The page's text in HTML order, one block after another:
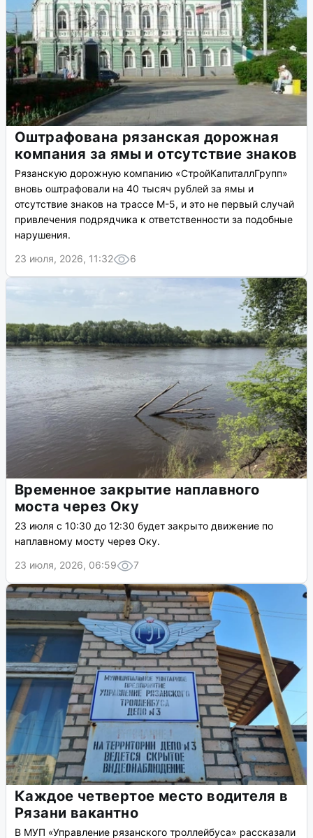
Оштрафована рязанская дорожная
компания за ямы и отсутствие знаков
Рязанскую дорожную компанию «СтройКапиталлГрупп»
вновь оштрафовали на 40 тысяч рублей за ямы и
отсутствие знаков на трассе М-5, и это не первый случай
привлечения подрядчика к ответственности за подобные
нарушения.
23 июля, 2026, 11:32
6
Временное закрытие наплавного
моста через Оку
23 июля с 10:30 до 12:30 будет закрыто движение по
наплавному мосту через Оку.
23 июля, 2026, 06:59
7
Каждое четвертое место водителя в
Рязани вакантно
В МУП «Управление рязанского троллейбуса» рассказали